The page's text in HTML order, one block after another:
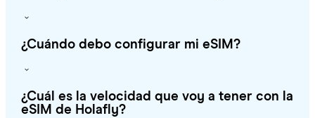
¿Cuándo debo configurar mi eSIM?
¿Cuál es la velocidad que voy a tener con la
eSIM de Holafly?